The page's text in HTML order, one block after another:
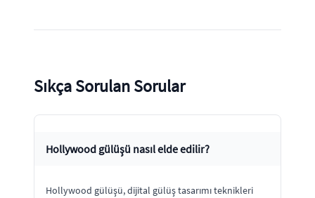
Sıkça Sorulan Sorular
Hollywood gülüşü nasıl elde edilir?
Hollywood gülüşü, dijital gülüş tasarımı teknikleri